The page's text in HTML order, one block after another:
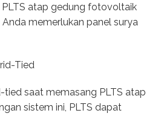
atap gedung fotovoltaik
memerlukan panel surya
Tied
tied saat memasang PLTS atap
sistem ini, PLTS dapat